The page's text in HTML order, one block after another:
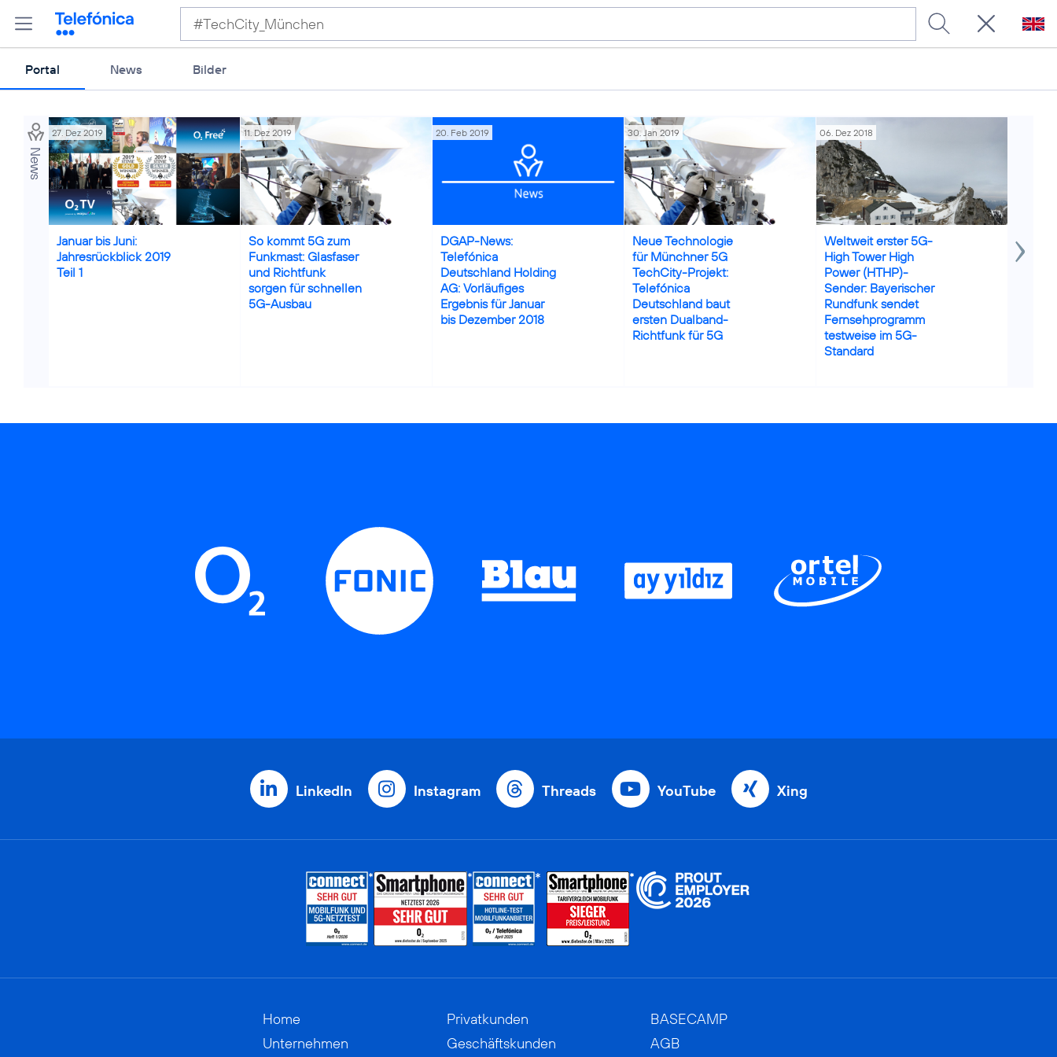
Portal News Bilder
News
27. Dez 2019
Januar bis Juni:
Jahresrückblick 2019
Teil 1
11. Dez 2019
So kommt 5G zum
Funkmast: Glasfaser
und Richtfunk
sorgen für schnellen
5G-Ausbau
20. Feb 2019
DGAP-News:
Telefónica
Deutschland Holding
AG: Vorläufiges
Ergebnis für Januar
bis Dezember 2018
30. Jan 2019
Neue Technologie
für Münchner 5G
TechCity-Projekt:
Telefónica
Deutschland baut
ersten Dualband-
Richtfunk für 5G
06. Dez 2018
Weltweit erster 5G-
High Tower High
Power (HTHP)-
Sender: Bayerischer
Rundfunk sendet
Fernsehprogramm
testweise im 5G-
Standard
LinkedIn Instagram Threads YouTube Xing
Home
Unternehmen
Privatkunden
Geschäftskunden
BASECAMP
AGB